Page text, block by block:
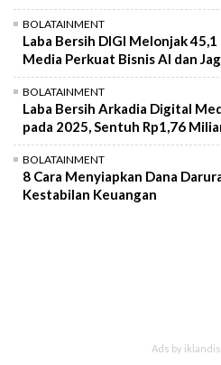
BOLATAINMENT
Laba Bersih DIGI Melonjak
Media Perkuat Bisnis AI dan
BOLATAINMENT
Laba Bersih Arkadia Digital
pada 2025, Sentuh Rp1,76
BOLATAINMENT
8 Cara Menyiapkan Dana
Kestabilan Keuangan